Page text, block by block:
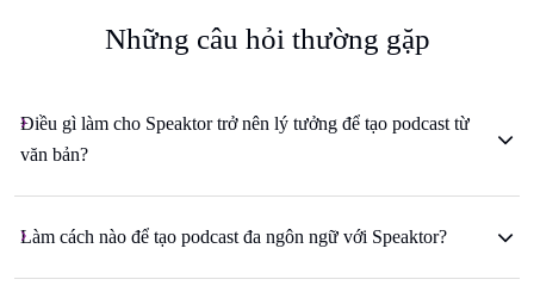
Những câu hỏi thường gặp
Điều gì làm cho Speaktor trở nên lý tưởng để tạo podcast từ
văn bản?
Làm cách nào để tạo podcast đa ngôn ngữ với Speaktor?